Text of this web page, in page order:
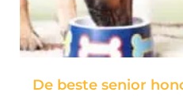
De beste senior